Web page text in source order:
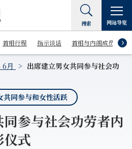
首相行程 指示谈话 首相与内阁成员
搜索 网站导览
6月
出席建立男女共同参与社会功
共同参与和女性活跃
参与社会功劳者内
仪式